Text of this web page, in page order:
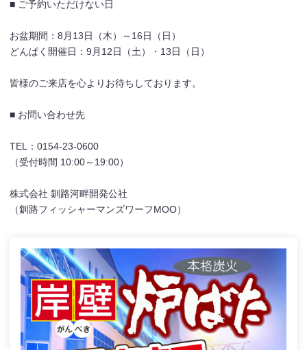
■ ご予約いただけない日
お盆期間：8月13日（木）～16日（日）
どんぱく開催日：9月12日（土）・13日（日）
皆様のご来店を心よりお待ちしております。
■ お問い合わせ先
TEL：0154-23-0600
（受付時間 10:00～19:00）
株式会社 釧路河畔開発公社
（釧路フィッシャーマンズワーフMOO）